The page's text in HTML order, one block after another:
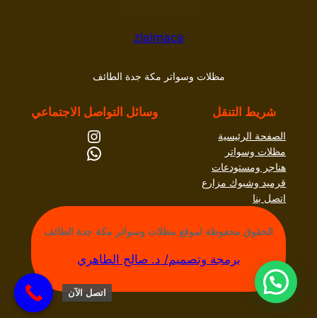
zlalmaca
مظلات وسواتر مكة جدة الطائف
شريط التنقل
الصفحة الرئيسية
مظلات وسواتر
هناجر ومستودعات
قرميد وشبوك مزارع
اتصل بنا
وسائل التواصل الاجتماعي
إنستجرام
واتساب
الحقوق محفوظة لموقع مظلات وسواتر مكة جدة الطائف
برمجة وتصميم/ د. صالح الطاهري
اتصل الآن